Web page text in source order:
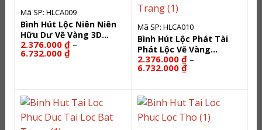
Mã SP: HLCA009
Bình Hút Lộc Niên Niên
Hữu Dư Vẽ Vàng 3D
HLCA009
2.376.000 ₫ –
6.732.000 ₫Khoảng
Mã SP: HLCA010
Bình Hút Lộc Phát Tài
Phát Lộc Vẽ Vàng
HLCA010
2.376.000 ₫ –
6.732.000 ₫Khoảng
giá:
đến
6.732.000 ₫